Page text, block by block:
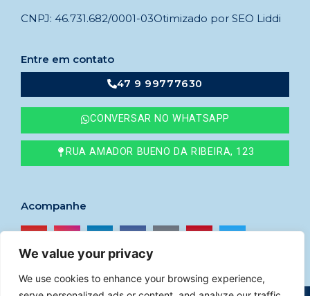
We value your privacy
We use cookies to enhance your browsing experience,
CNPJ: 46.731.682/0001-03Otimizado por SEO Liddi
Entre em contato
47 9 99777630
CONVERSAR NO WHATSAPP
RUA AMADOR BUENO DA RIBEIRA, 123
Acompanhe